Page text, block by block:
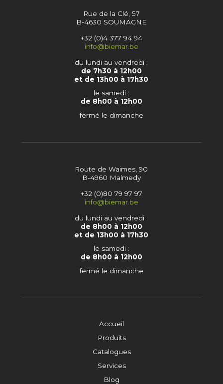
Accueil
Produits
Catalogues
Services
Blog
Rue de la Clé, 57
B-4630 SOUMAGNE
+32 (0)4 377 94 94
info@biemar.be
du lundi au vendredi :
de 7h30 à 12h00
et de 13h00 à 17h30
le samedi :
de 8h00 à 12h00
fermé le dimanche
Route de Waimes, 90
B-4960 Malmedy
+32 (0)80 79 97 97
info@biemar.be
du lundi au vendredi :
de 8h00 à 12h00
et de 13h00 à 17h30
le samedi :
de 8h00 à 12h00
fermé le dimanche